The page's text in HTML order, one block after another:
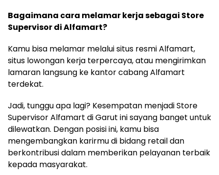
Bagaimana cara melamar kerja sebagai Store
Supervisor di Alfamart?
Kamu bisa melamar melalui situs resmi Alfamart,
situs lowongan kerja terpercaya, atau mengirimkan
lamaran langsung ke kantor cabang Alfamart
terdekat.
Jadi, tunggu apa lagi? Kesempatan menjadi Store
Supervisor Alfamart di Garut ini sayang banget untuk
dilewatkan. Dengan posisi ini, kamu bisa
mengembangkan karirmu di bidang retail dan
berkontribusi dalam memberikan pelayanan terbaik
kepada masyarakat.